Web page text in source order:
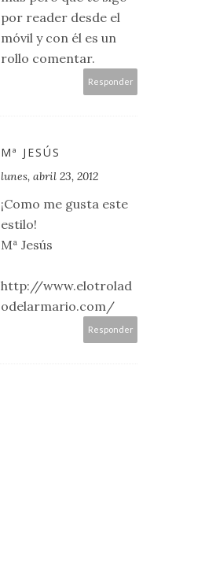
por reader desde el
móvil y con él es un
rollo comentar.
Responder
Mª JESÚS
lunes, abril 23, 2012
¡Como me gusta este
estilo!
Mª Jesús
http://www.elotrolad
odelarmario.com/
Responder